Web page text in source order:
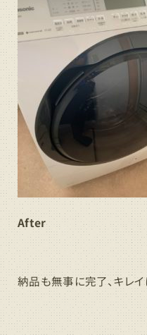
After
納品も無事に完了、キレ